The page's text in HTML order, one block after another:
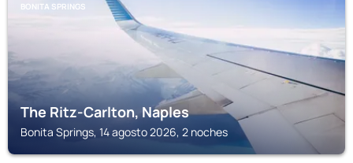
BONITA SPRINGS
The Ritz-Carlton, Naples
Bonita Springs, 14 agosto 2026, 2 noches